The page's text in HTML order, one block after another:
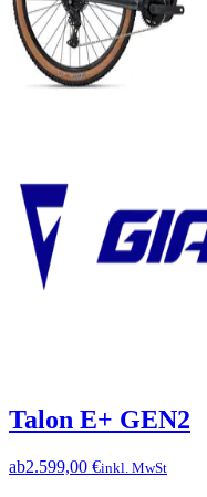
Talon E+ GEN2
ab2.599,00 €inkl. MwSt